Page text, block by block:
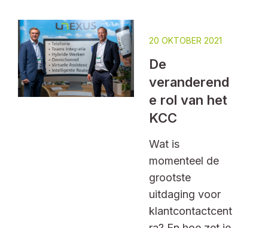
20 OKTOBER 2021
De
veranderend
e rol van het
KCC
Wat is
momenteel de
grootste
uitdaging voor
klantcontactcent